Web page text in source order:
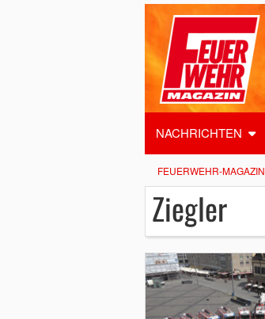
NACHRICHTEN
FEUERWEHR-MAGAZIN
Ziegler